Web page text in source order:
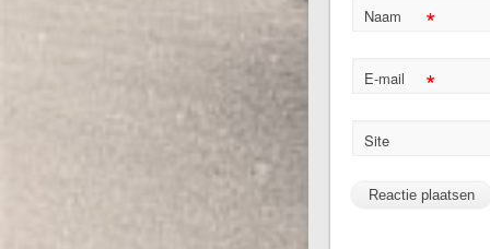
Naam *
E-mail *
Site